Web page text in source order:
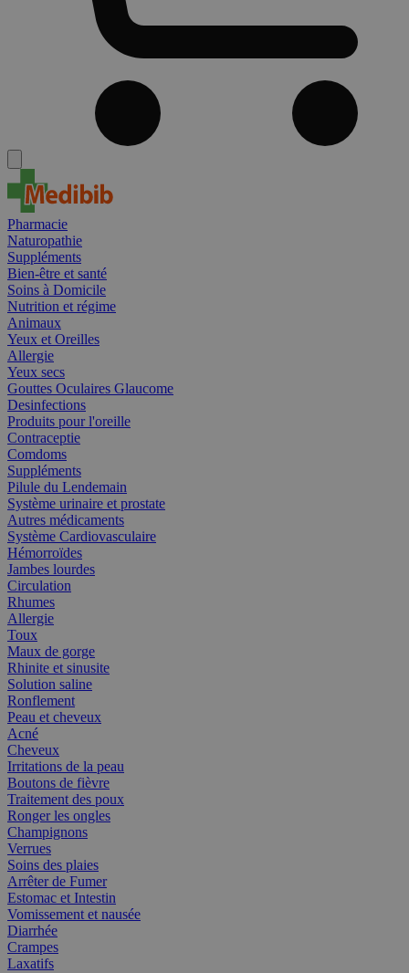
Pharmacie
Naturopathie
Suppléments
Bien-être et santé
Soins à Domicile
Nutrition et régime
Animaux
Yeux et Oreilles
Allergie
Yeux secs
Gouttes Oculaires Glaucome
Desinfections
Produits pour l'oreille
Contraceptie
Comdoms
Suppléments
Pilule du Lendemain
Système urinaire et prostate
Autres médicaments
Système Cardiovasculaire
Hémorroïdes
Jambes lourdes
Circulation
Rhumes
Allergie
Toux
Maux de gorge
Rhinite et sinusite
Solution saline
Ronflement
Peau et cheveux
Acné
Cheveux
Irritations de la peau
Boutons de fièvre
Traitement des poux
Ronger les ongles
Champignons
Verrues
Soins des plaies
Arrêter de Fumer
Estomac et Intestin
Vomissement et nausée
Diarrhée
Crampes
Laxatifs